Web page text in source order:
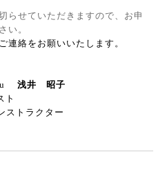
らせていただきますので、お申
い。
連絡をお願いいたします。
浅井 昭子
ト
ストラクター